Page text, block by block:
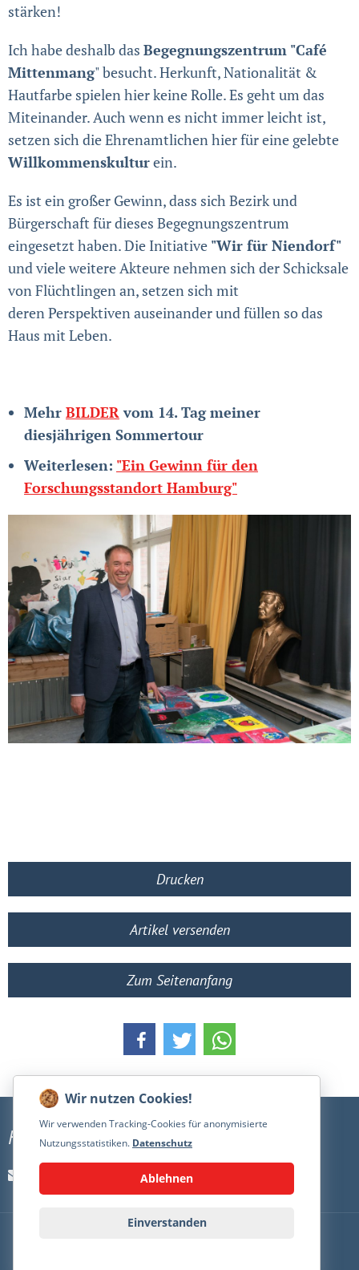
Wir verwenden Tracking-Cookies für anonymisierte
Nutzungsstatistiken. Datenschutz
Ablehnen
Einverstanden
stärken!
Ich habe deshalb das Begegnungszentrum "Café
Mittenmang" besucht. Herkunft, Nationalität &
Hautfarbe spielen hier keine Rolle. Es geht um das
Miteinander. Auch wenn es nicht immer leicht ist,
setzen sich die Ehrenamtlichen hier für eine gelebte
Willkommenskulturein.
Es ist ein großer Gewinn, dass sich Bezirk und
Bürgerschaft für dieses Begegnungszentrum
eingesetzt haben. Die Initiative "Wir für Niendorf"
und viele weitere Akteure nehmen sich der Schicksale
von Flüchtlingen an, setzen sich mit
deren Perspektiven auseinander und füllen so das
Haus mit Leben.
Mehr BILDERvom 14. Tag meiner
diesjährigen Sommertour
Weiterlesen: "Ein Gewinn für den
Forschungsstandort Hamburg"
Drucken
Artikel versenden
Zum Seitenanfang
Kontakt
kontakt@nielsannen.de